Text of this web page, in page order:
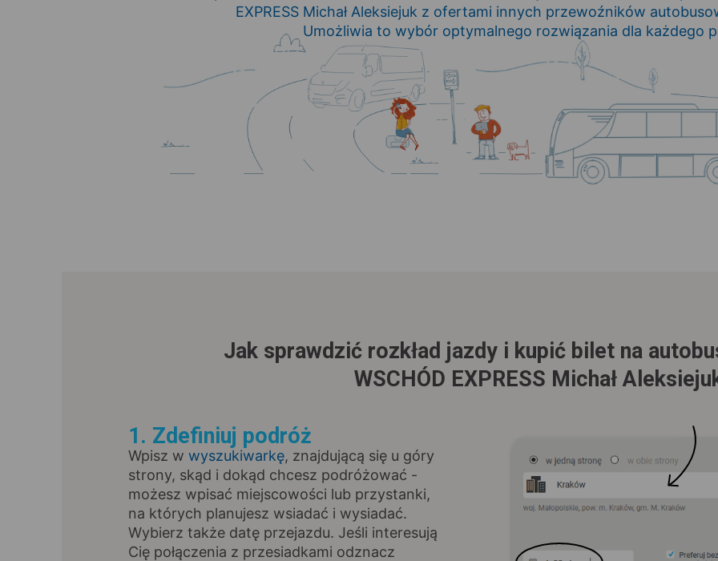
EXPRESS Michał Aleksiejuk z ofertami innych przewoźników
Umożliwia to wybór optymalnego rozwiązania dla każdego
Jak sprawdzić rozkład jazdy i kupić bilet na
WSCHÓD EXPRESS Michał
1. Zdefiniuj podróż
Wpisz w wyszukiwarkę, znajdującą się u góry
strony, skąd i dokąd chcesz podróżować -
możesz wpisać miejscowości lub przystanki,
na których planujesz wsiadać i wysiadać.
Wybierz także datę przejazdu. Jeśli interesują
Cię połączenia z przesiadkami odznacz